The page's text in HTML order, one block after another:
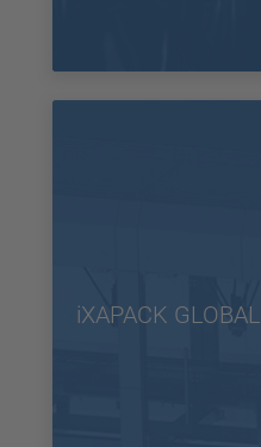
iXAPACK GLOBAL